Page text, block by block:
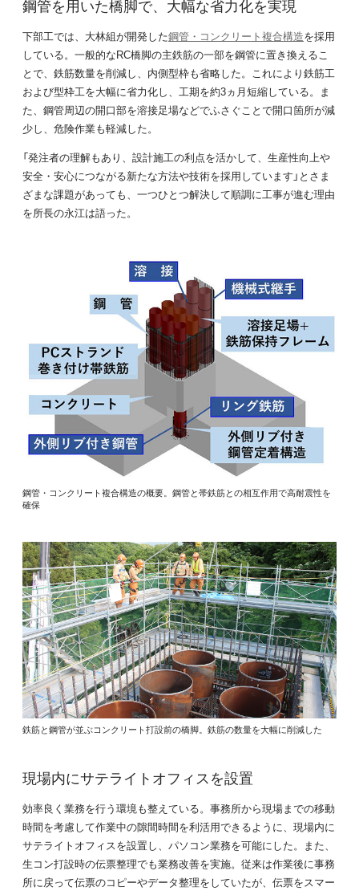
鋼管を用いた橋脚で、大幅な省力化を実現
下部工では、大林組が開発した鋼管・コンクリート複合構造を採用
している。一般的なRC橋脚の主鉄筋の一部を鋼管に置き換えるこ
とで、鉄筋数量を削減し、内側型枠も省略した。これにより鉄筋工
および型枠工を大幅に省力化し、工期を約3ヵ月短縮している。ま
た、鋼管周辺の開口部を溶接足場などでふさぐことで開口箇所が減
少し、危険作業も軽減した。
「発注者の理解もあり、設計施工の利点を活かして、生産性向上や
安全・安心につながる新たな方法や技術を採用しています」とさま
ざまな課題があっても、一つひとつ解決して順調に工事が進む理由
を所長の永江は語った。
鋼管・コンクリート複合構造の概要。鋼管と帯鉄筋との相互作用で高耐震性を
確保
鉄筋と鋼管が並ぶコンクリート打設前の橋脚。鉄筋の数量を大幅に削減した
現場内にサテライトオフィスを設置
効率良く業務を行う環境も整えている。事務所から現場までの移動
時間を考慮して作業中の隙間時間を利活用できるように、現場内に
サテライトオフィスを設置し、パソコン業務を可能にした。また、
生コン打設時の伝票整理でも業務改善を実施。従来は作業後に事務
所に戻って伝票のコピーやデータ整理をしていたが、伝票をスマー